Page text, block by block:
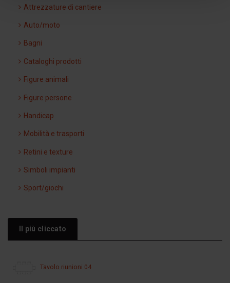
Attrezzature di cantiere
Auto/moto
Bagni
Cataloghi prodotti
Figure animali
Figure persone
Handicap
Mobilità e trasporti
Retini e texture
Simboli impianti
Sport/giochi
Il più cliccato
Tavolo riunioni 04